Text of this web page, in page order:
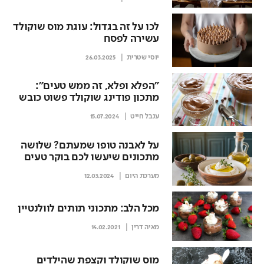
לכו על זה בגדול: עוגת מוס שוקולד
עשירה לפסח
יוסי שטרית 26.03.2025
"הפלא ופלא, זה ממש טעים":
מתכון פודינג שוקולד פשוט כובש
ענבל חייט 15.07.2024
על לאבנה טופו שמעתם? שלושה
מתכונים שיעשו לכם בוקר טעים
מערכת היום 12.03.2024
מכל הלב: מתכוני תותים לוולנטיין
מאיה דרין 14.02.2021
מוס שוקולד וקצפת שהילדים